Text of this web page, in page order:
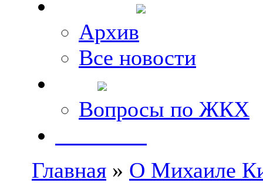
Архив
Все новости
Вопросы по ЖКХ
Главная » О Михаиле